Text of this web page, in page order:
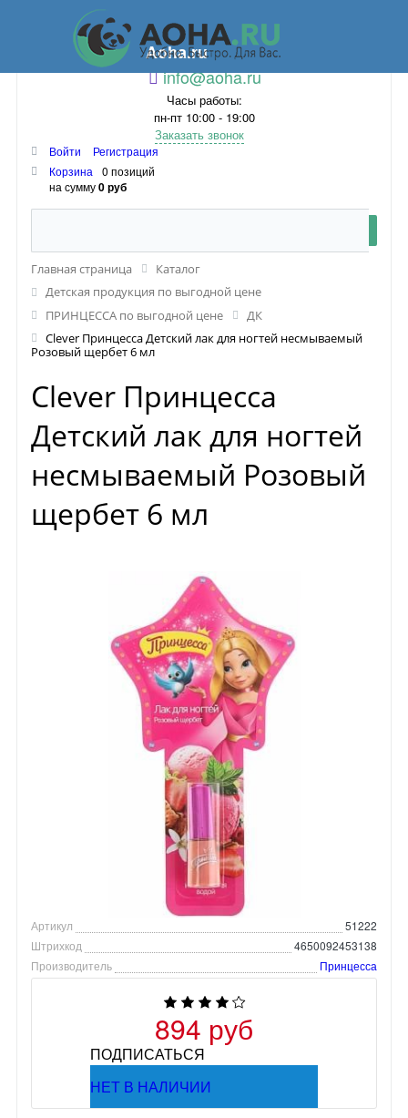
Aoha.ru
info@aoha.ru
Часы работы:
пн-пт 10:00 - 19:00
Заказать звонок
Войти
Регистрация
Корзина
0 позиций
на сумму0 руб
Главная страница
Каталог
Детская продукция по выгодной цене
ПРИНЦЕССА по выгодной цене
ДК
Clever Принцесса Детский лак для ногтей несмываемый
Розовый щербет 6 мл
Clever Принцесса
Детский лак для ногтей
несмываемый Розовый
щербет 6 мл
Артикул
51222
Штрихкод
4650092453138
Производитель
Принцесса
894 руб
ПОДПИСАТЬСЯ
НЕТ В НАЛИЧИИ